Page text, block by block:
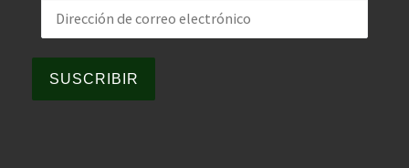
Dirección de correo electrónico
SUSCRIBIR